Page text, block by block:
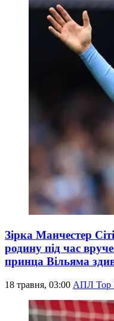
Зірка Манчестер
родину під час
принца Вільяма
18 травня, 03:00 АПЛ Top